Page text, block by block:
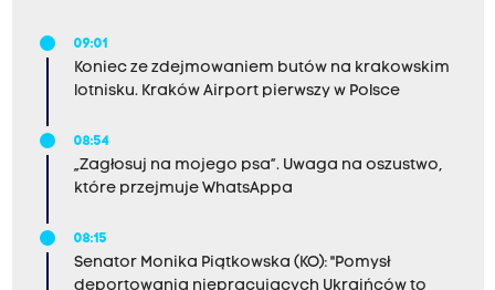
09:01
Koniec ze zdejmowaniem butów na krakowskim
lotnisku. Kraków Airport pierwszy w Polsce
08:54
„Zagłosuj na mojego psa”. Uwaga na oszustwo,
które przejmuje WhatsAppa
08:15
Senator Monika Piątkowska (KO): "Pomysł
deportowania niepracujących Ukraińców to